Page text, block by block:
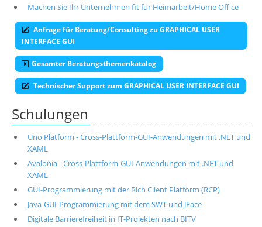
Machen Sie Ihr Unternehmen fit für Heimarbeit/Home Office
Anfrage für Beratung/Consulting zu GRAPHICAL USER
INTERFACE GUI
Gesamter Beratungsthemenkatalog
Technischer Support zum GRAPHICAL USER INTERFACE GUI
Schulungen
Uno Platform - Cross-Plattform-GUI-Anwendungen mit .NET und
XAML
Avalonia - Cross-Plattform-GUI-Anwendungen mit .NET und
XAML
GUI-Programmierung mit der Rich Client Platform (RCP)
Java-GUI-Programmierung mit dem SWT und JFace
Digitale Barrierefreiheit in IT-Projekten nach BITV